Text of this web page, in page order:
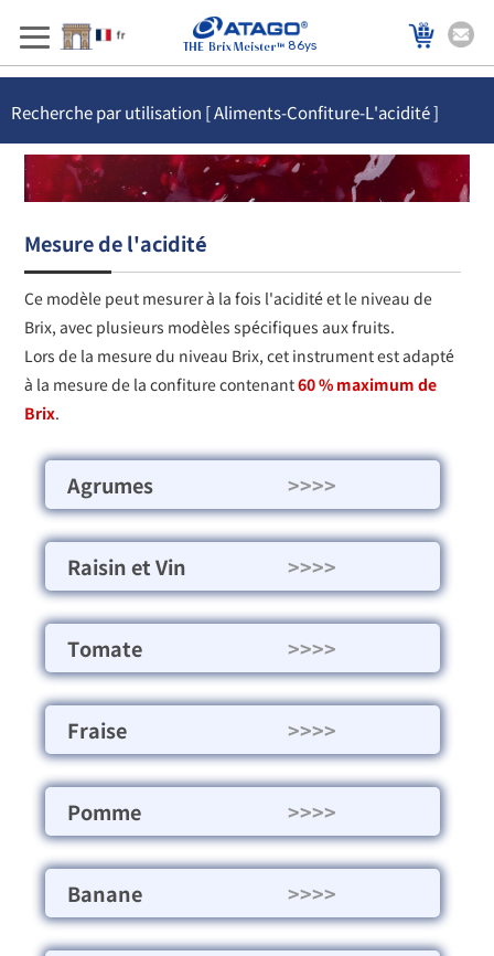
86ys
Recherche par utilisation [ Aliments-Confiture-L'acidité ]
Mesure de l'acidité
Ce modèle peut mesurer à la fois l'acidité et le niveau de
Brix, avec plusieurs modèles spécifiques aux fruits.
Lors de la mesure du niveau Brix, cet instrument est adapté
à la mesure de la confiture contenant60 % maximum de
Brix.
Agrumes >>>>
Raisin et Vin >>>>
Tomate >>>>
Fraise >>>>
Pomme >>>>
Banane >>>>